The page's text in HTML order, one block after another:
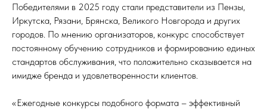
Победителями в 2025 году стали представители из Пензы,
Иркутска, Рязани, Брянска, Великого Новгорода и других
городов. По мнению организаторов, конкурс способствует
постоянному обучению сотрудников и формированию единых
стандартов обслуживания, что положительно сказывается на
имидже бренда и удовлетворенности клиентов.
«Ежегодные конкурсы подобного формата – эффективный